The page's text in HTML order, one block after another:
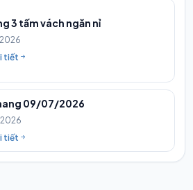
3 tấm vách ngăn nỉ
tiết
09/07/2026
tiết